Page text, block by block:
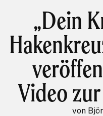
„Dein
Video
von